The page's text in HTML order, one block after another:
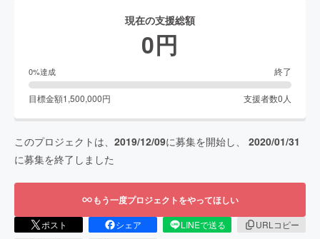
現在の支援総額
0円
0%達成 終了
目標金額1,500,000円 支援者数0 人
このプロジェクトは、 2019/12/09に募集を開始し、 2020/01/31
に募集を終了しました
もう一度プロジェクトをやってほしい
ポスト シェア LINEで送る
URLコピー